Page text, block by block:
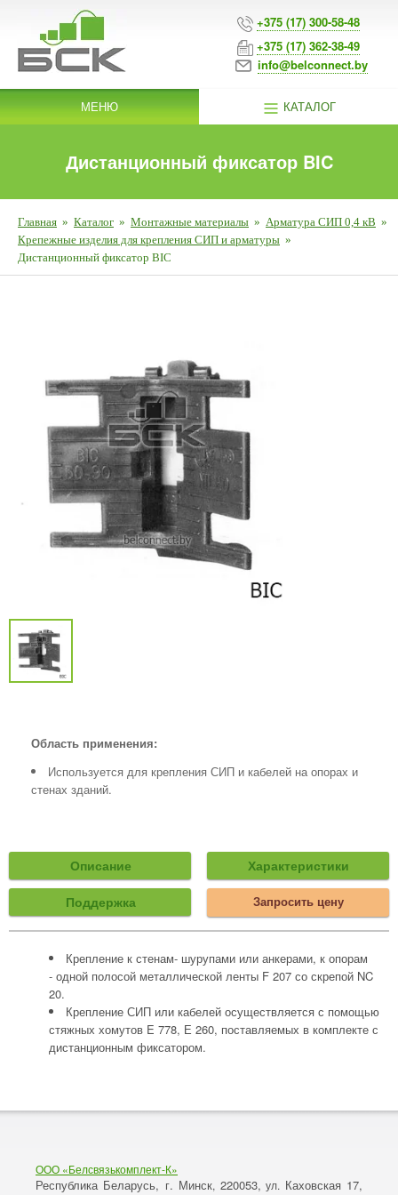
+375 (17) 300-58-48
+375 (17) 362-38-49
info@belconnect.by
МЕНЮ КАТАЛОГ
Дистанционный фиксатор BIC
Главная » Каталог » Монтажные материалы » Арматура СИП 0,4 кВ »
Крепежные изделия для крепления СИП и арматуры »
Дистанционный фиксатор BIC
Область применения:
Используется для крепления СИП и кабелей на опорах и
стенах зданий.
Описание Характеристики
Поддержка Запросить цену
Крепление к стенам- шурупами или анкерами, к опорам
- одной полосой металлической ленты F 207 со скрепой NC
20.
Крепление СИП или кабелей осуществляется с помощью
стяжных хомутов E 778, Е 260, поставляемых в комплекте с
дистанционным фиксатором.
ООО «Белсвязькомплект-К»
Республика Беларусь, г. Минск, 220053, ул. Каховская 17,